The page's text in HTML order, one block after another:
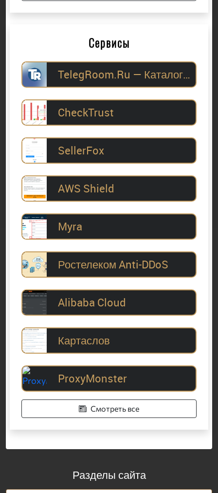
Сервисы
TelegRoom.Ru — Каталог Telegram-каналов для
CheckTrust
SellerFox
AWS Shield
Myra
Ростелеком Anti-DDoS
Alibaba Cloud
Картаслов
ProxyMonster
Смотреть все
Разделы сайта